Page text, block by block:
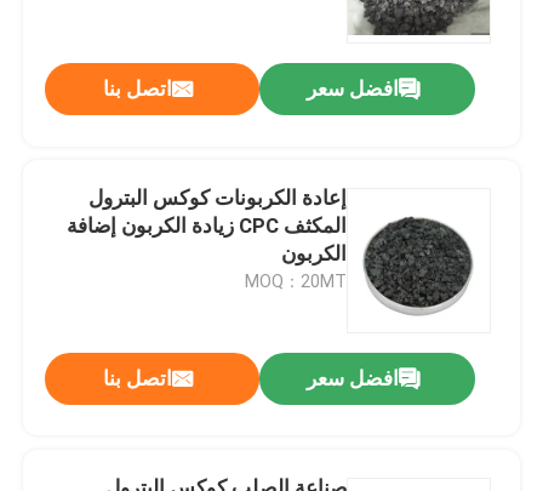
افضل سعر اتصل بنا
إعادة الكربونات كوكس البترول
المكثف CPC زيادة الكربون إضافة
الكربون
MOQ：20MT
افضل سعر اتصل بنا